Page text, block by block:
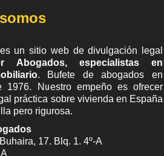
un sitio web de divulgación legal
Abogados, especialistas en
. Bufete deabogados en
1976. Nuestro empeño es ofrecer
práctica sobre vivienda en España
pero rigurosa.
17. Blq. 1. 4º-A